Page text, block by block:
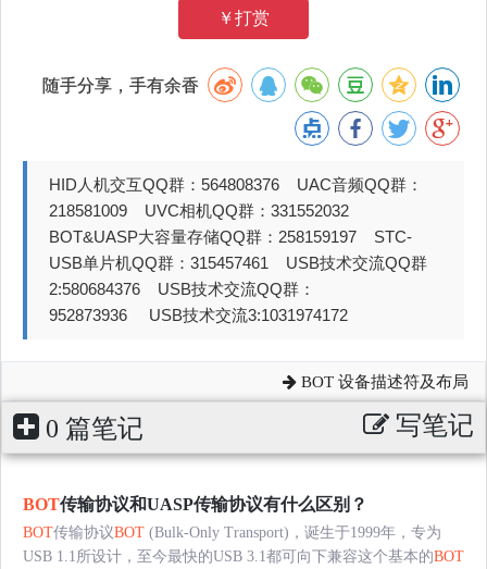
￥打赏
随手分享，手有余香
HID人机交互QQ群：564808376 UAC音频QQ群：
218581009 UVC相机QQ群：331552032
BOT&UASP大容量存储QQ群：258159197 STC-
USB单片机QQ群：315457461 USB技术交流QQ群
2:580684376 USB技术交流QQ群：
952873936 USB技术交流3:1031974172
BOT 设备描述符及布局
0 篇笔记 写笔记
BOT传输协议和UASP传输协议有什么区别？
BOT传输协议BOT (Bulk-Only Transport)，诞生于1999年，专为
USB 1.1所设计，至今最快的USB 3.1都可向下兼容这个基本的BOT